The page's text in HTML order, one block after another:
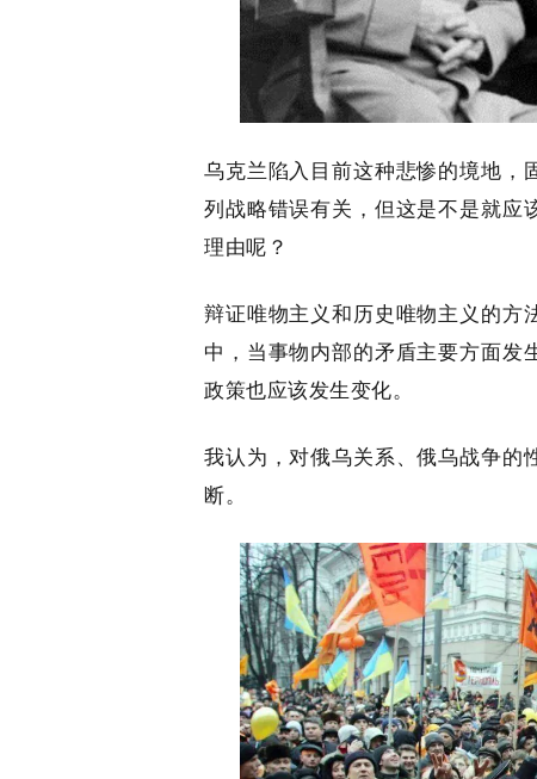
乌克兰陷入目前这种悲惨的境地，
列战略错误有关，但这是不是就应
理由呢？
辩证唯物主义和历史唯物主义的方
中，当事物内部的矛盾主要方面发
政策也应该发生变化。
我认为，对俄乌关系、俄乌战争的
断。